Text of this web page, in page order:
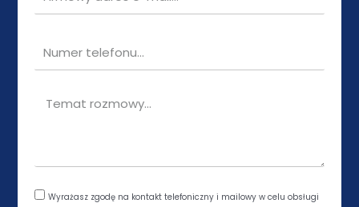
Wyrażasz zgodę na kontakt telefoniczny i mailowy w celu obsługi